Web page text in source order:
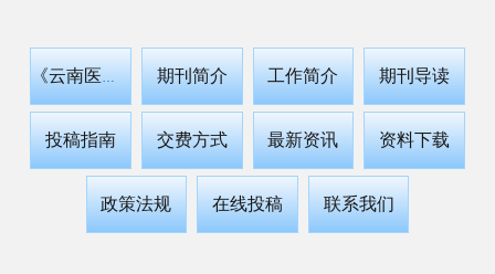
《云南医药》 期刊简介 工作简介 期刊导读
投稿指南 交费方式 最新资讯 资料下载
政策法规 在线投稿 联系我们